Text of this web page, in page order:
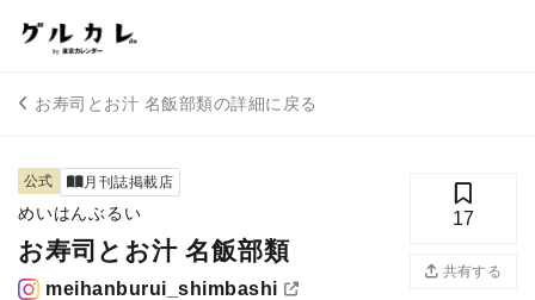
お寿司とお汁 名飯部類の詳細に戻る
公式 月刊誌掲載店
めいはんぶるい
お寿司とお汁 名飯部類
meihanburui_shimbashi
17
共有する